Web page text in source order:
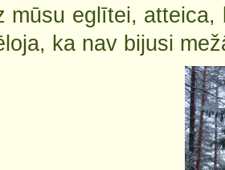
mūsu eglītei, atteica,
ka nav bijusi